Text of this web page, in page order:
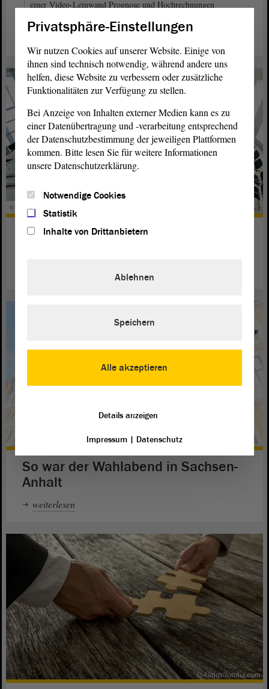
einer Video-Leinwand Prognose und Hochrechnungen
© ltlsa
Wie konstituiert sich der Landtag?
So war der Wahlabend in Sachsen-
Anhalt
weiterlesen
Privatsphäre-Einstellungen
Wir nutzen Cookies auf unserer Website. Einige von
ihnen sind technisch notwendig, während andere uns
helfen, diese Website zu verbessern oder zusätzliche
Funktionalitäten zur Verfügung zu stellen.
Bei Anzeige von Inhalten externer Medien kann es zu
einer Datenübertragung und -verarbeitung entsprechend
der Datenschutzbestimmung der jeweiligen Plattformen
kommen. Bitte lesen Sie für weitere Informationen
unsere Datenschutzerklärung.
Notwendige Cookies
Statistik
Inhalte von Drittanbietern
Alle akzeptieren
Ablehnen
Speichern
Details anzeigen
Impressum| Datenschutz